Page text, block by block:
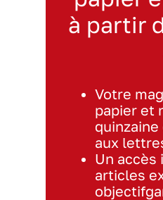
à partir
Votre
papier et
aux
Un accès
articles